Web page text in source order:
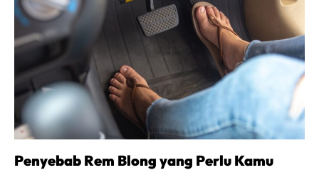
Penyebab Rem Blong yang Perlu Kamu